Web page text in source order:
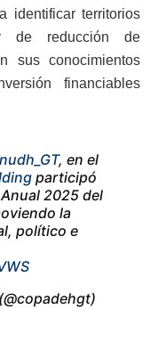
identificar territorios
de reducción de
sus conocimientos
financiables
, en el
participó
2025 del
la
político e